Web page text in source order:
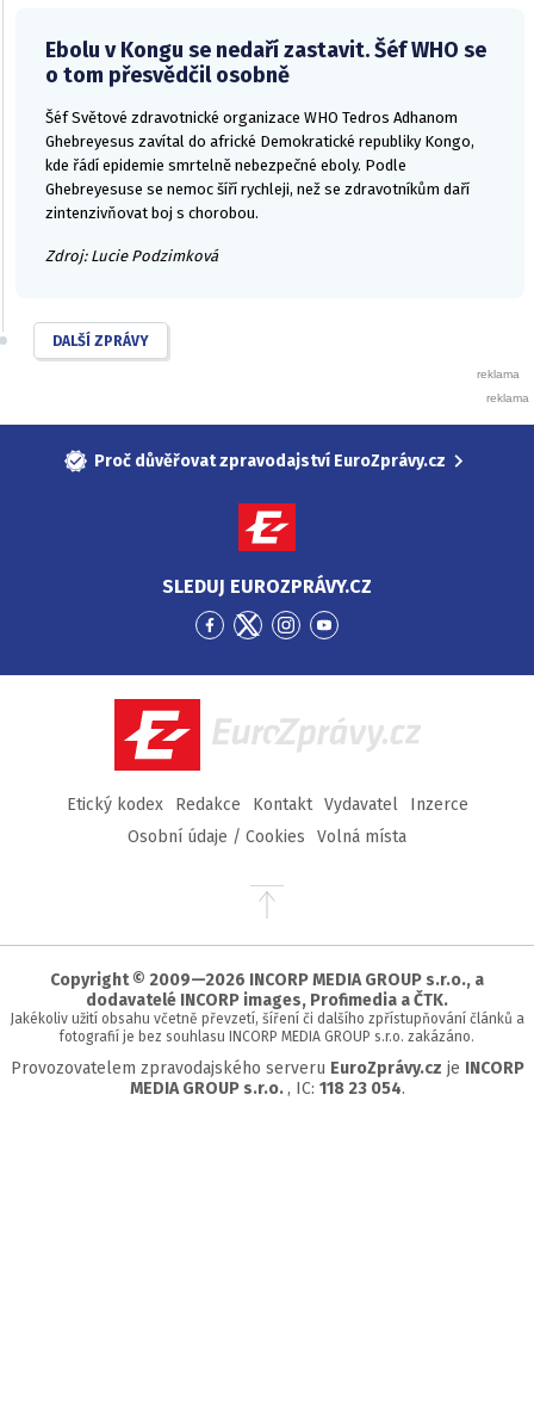
Ebolu v Kongu se nedaří zastavit. Šéf WHO se
o tom přesvědčil osobně
Šéf Světové zdravotnické organizace WHO Tedros Adhanom
Ghebreyesus zavítal do africké Demokratické republiky Kongo,
kde řádí epidemie smrtelně nebezpečné eboly. Podle
Ghebreyesuse se nemoc šíří rychleji, než se zdravotníkům daří
zintenzivňovat boj s chorobou.
Zdroj: Lucie Podzimková
DALŠÍ ZPRÁVY
Proč důvěřovat zpravodajství EuroZprávy.cz
SLEDUJ EUROZPRÁVY.CZ
Přejít
Facebook
Přejít
Twitter
Přejít
Instagram
Přejít
YouTube
EuroZprávy.cz
Etický kodex Redakce Kontakt Vydavatel
Inzerce
Osobní údaje / Cookies
Volná místa
Přejít
stránky
Copyright © 2009—2026 INCORP MEDIA GROUP s.r.o., a
dodavatelé INCORP images, Profimedia a ČTK.
Jakékoliv užití obsahu včetně převzetí, šíření či dalšího zpřístupňování článků a
fotografií je bez souhlasu INCORP MEDIA GROUP s.r.o. zakázáno.
Provozovatelem zpravodajského serveru EuroZprávy.cz je INCORP
MEDIA GROUP s.r.o. , IC: 118 23 054.